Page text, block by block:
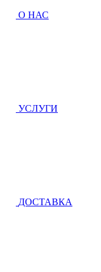
О НАС
УСЛУГИ
ДОСТАВКА